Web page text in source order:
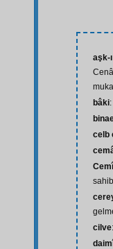
aşk-
bâki
celb
cilve